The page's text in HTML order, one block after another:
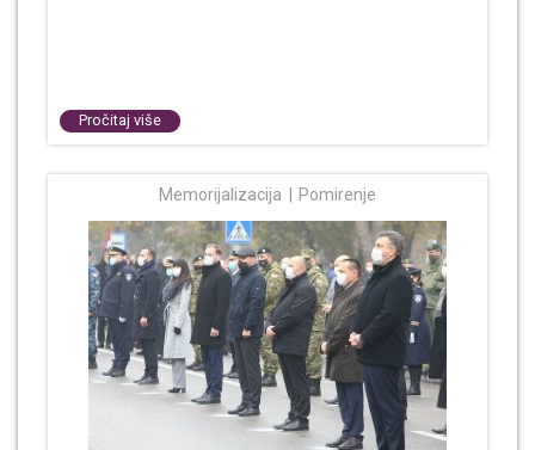
Pročitaj više
Memorijalizacija Pomirenje